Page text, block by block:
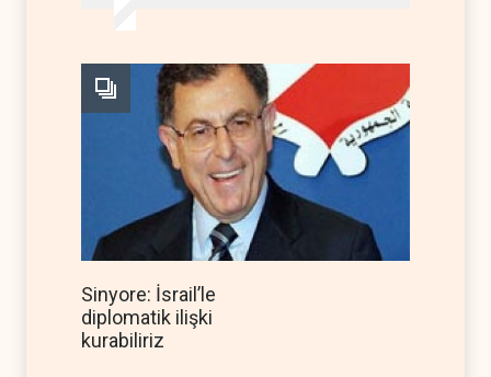
Sinyore: İsrail’le
diplomatik ilişki
kurabiliriz